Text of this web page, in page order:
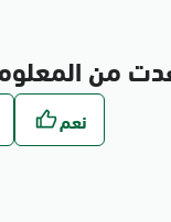
من